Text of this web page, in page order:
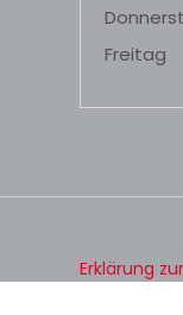
Freitag
Erklärung